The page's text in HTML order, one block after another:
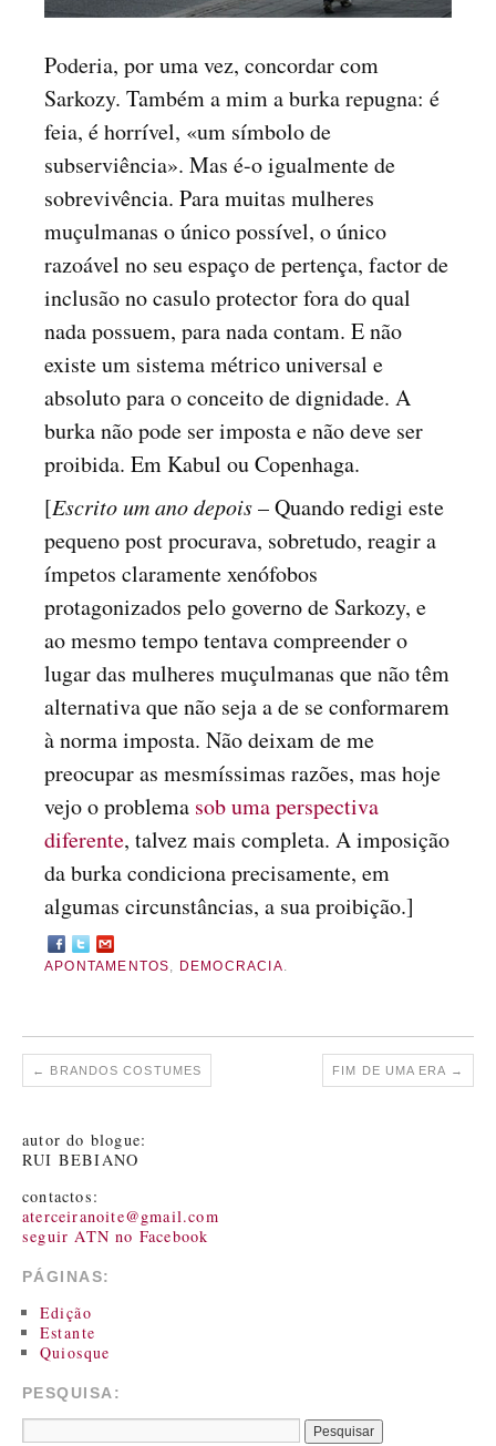
Poderia, por uma vez, concordar com
Sarkozy. Também a mim a burka repugna: é
feia, é horrível, «um símbolo de
subserviência». Mas é-o igualmente de
sobrevivência. Para muitas mulheres
muçulmanas o único possível, o único
razoável no seu espaço de pertença, factor de
inclusão no casulo protector fora do qual
nada possuem, para nada contam. E não
existe um sistema métrico universal e
absoluto para o conceito de dignidade. A
burka não pode ser imposta e não deve ser
proibida. Em Kabul ou Copenhaga.
[Escrito um ano depois– Quando redigi este
pequeno post procurava, sobretudo, reagir a
ímpetos claramente xenófobos
protagonizados pelo governo de Sarkozy, e
ao mesmo tempo tentava compreender o
lugar das mulheres muçulmanas que não têm
alternativa que não seja a de se conformarem
à norma imposta. Não deixam de me
preocupar as mesmíssimas razões, mas hoje
vejo o problema sob uma perspectiva
diferente, talvez mais completa. A imposição
da burka condiciona precisamente, em
algumas circunstâncias, a sua proibição.]
APONTAMENTOS, DEMOCRACIA.
← BRANDOS COSTUMES FIM DE UMA ERA →
autor do blogue:
RUI BEBIANO
contactos:
aterceiranoite@gmail.com
seguir ATN no Facebook
PÁGINAS:
Edição
Estante
Quiosque
PESQUISA: